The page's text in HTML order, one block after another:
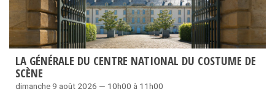
LA GÉNÉRALE DU CENTRE NATIONAL DU COSTUME DE
SCÈNE
dimanche 9 août 2026 — 10h00 à 11h00